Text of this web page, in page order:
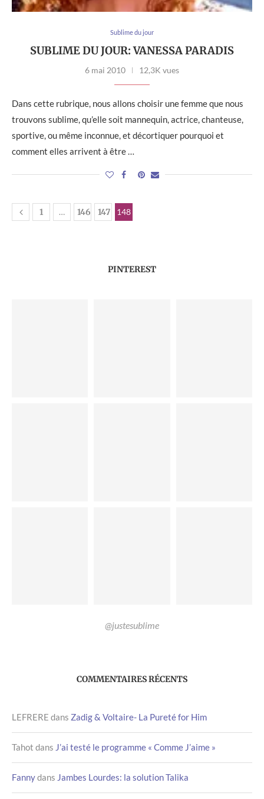
Sublime du jour
SUBLIME DU JOUR: VANESSA PARADIS
6 mai 2010 12,3K vues
Dans cette rubrique, nous allons choisir une femme que nous
trouvons sublime, qu’elle soit mannequin, actrice, chanteuse,
sportive, ou même inconnue, et décortiquer pourquoi et
comment elles arrivent à être …
1 … 146 147 148
PINTEREST
@justesublime
COMMENTAIRES RÉCENTS
LEFRERE dans Zadig & Voltaire- La Pureté for Him
Tahot dans J’ai testé le programme « Comme J’aime »
Fannydans Jambes Lourdes: la solution Talika